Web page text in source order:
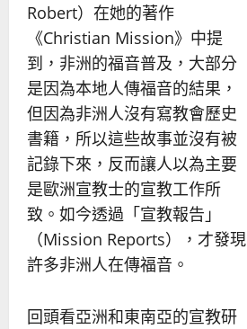
Robert）在她的著作
《Christian Mission》中提
到，非洲的福音普及，大部分
是因為本地人傳福音的結果，
但因為非洲人沒有寫教會歷史
書籍，所以這些故事並沒有被
記錄下來，反而讓人以為主要
是歐洲宣教士的宣教工作所
致。如今透過「宣教報告」
（Mission Reports），才發現
許多非洲人在傳福音。
回頭看亞洲和東南亞的宣教研